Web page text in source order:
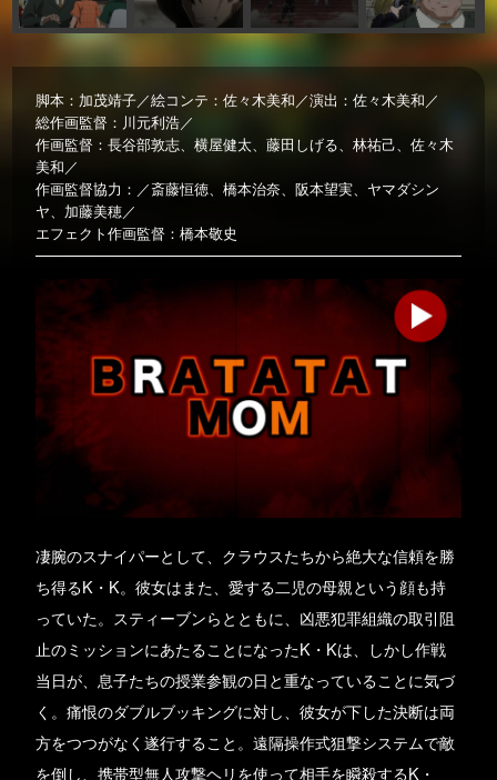
脚本：加茂靖子／絵コンテ：佐々木美和／演出：佐々木美和／
総作画監督：川元利浩／
作画監督：長谷部敦志、横屋健太、藤田しげる、林祐己、佐々木
美和／
作画監督協力：／斎藤恒徳、橋本治奈、阪本望実、ヤマダシン
ヤ、加藤美穂／
エフェクト作画監督：橋本敬史
凄腕のスナイパーとして、クラウスたちから絶大な信頼を勝
ち得るK・K。彼女はまた、愛する二児の母親という顔も持
っていた。スティーブンらとともに、凶悪犯罪組織の取引阻
止のミッションにあたることになったK・Kは、しかし作戦
当日が、息子たちの授業参観の日と重なっていることに気づ
く。痛恨のダブルブッキングに対し、彼女が下した決断は両
方をつつがなく遂行すること。遠隔操作式狙撃システムで敵
を倒し、携帯型無人攻撃ヘリを使って相手を瞬殺するK・